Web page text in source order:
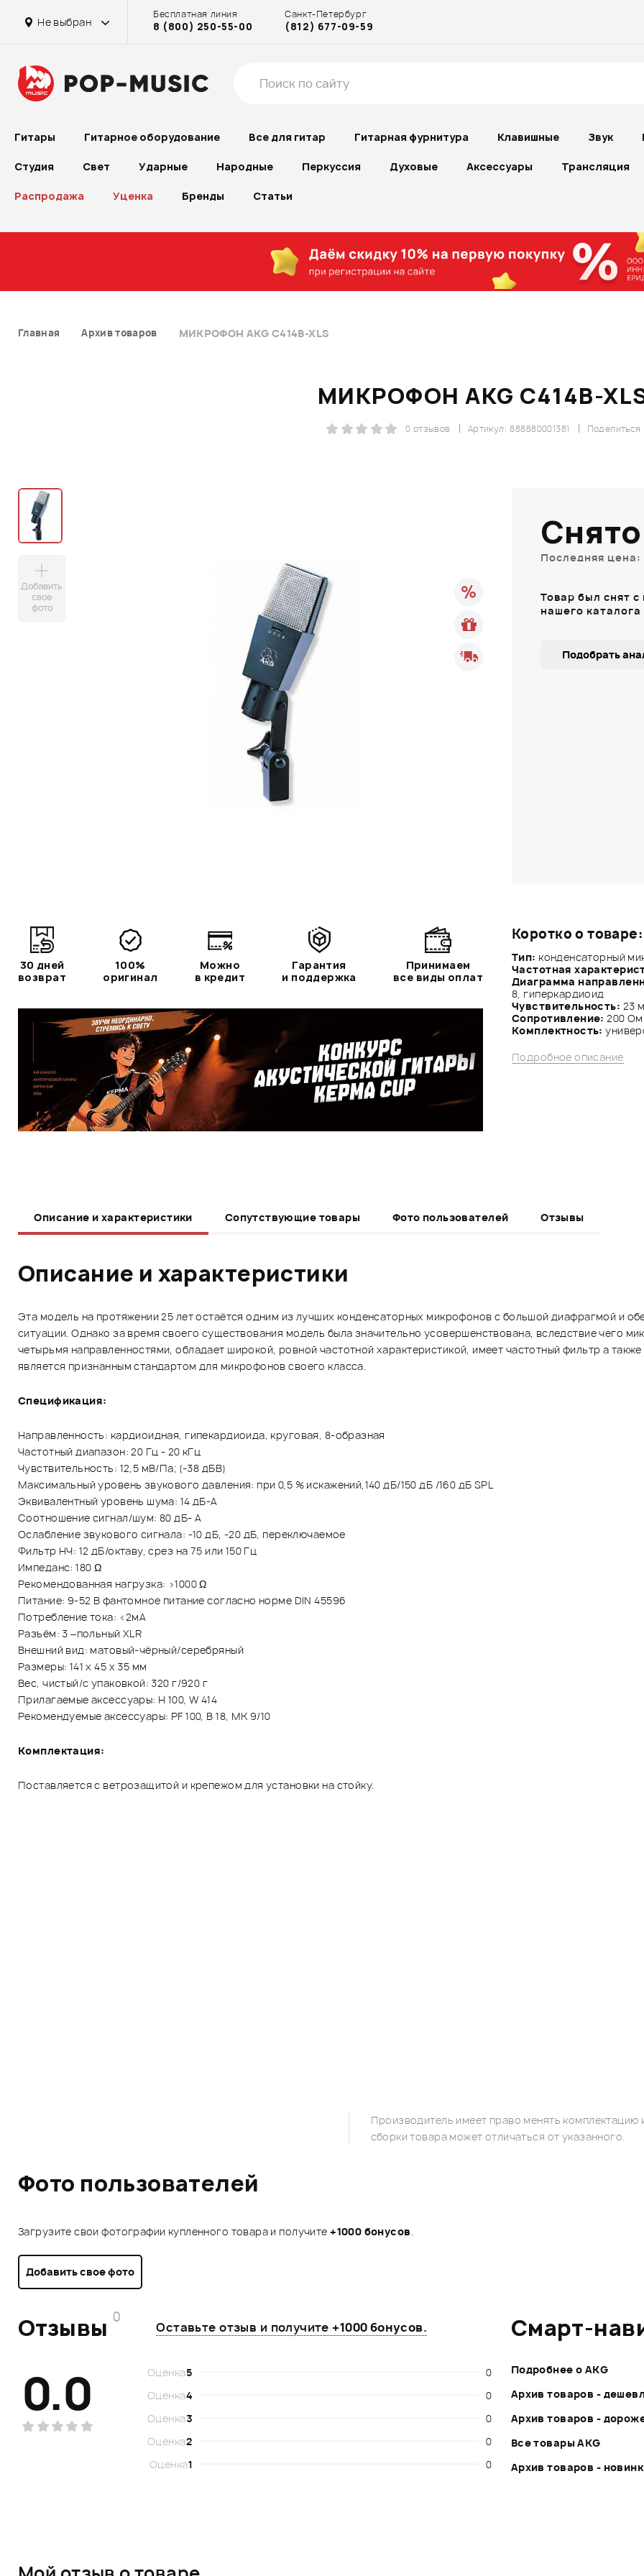
Не выбран
Бесплатная линия
8 (800) 250-55-00
Санкт-Петербург
(812) 677-09-59
Гитары Гитарное оборудование Все для гитар Гитарная фурнитура Клавишные Звук
Студия Свет Ударные Народные Перкуссия Духовые Аксессуары Трансляция
Распродажа Уценка Бренды Статьи
Главная Архив товаров МИКРОФОН AKG C414B-XLS
МИКРОФОН AKG C414B-
Поделиться
Артикул: 888880001381
0 отзывов
Добавить
свое
фото
Коротко о товаре:
Тип: конденсаторный
Частотная
Диаграмма
8, гиперкардиоид
Чувствительность: 23
Сопротивление: 200 Ом
Комплектность:
Подробное описание
Последняя цена:
Товар был снят
нашего каталога
Подобрать
30 дней
возврат
100%
оригинал
Можно
в кредит
Гарантия
и поддержка
Принимаем
все виды оплат
Описание и характеристики Сопутствующие товары Фото пользователей Отзывы
Описание и характеристики
Эта модель на протяжении 25 лет остаётся одним из лучших конденсаторных микрофонов с большой диафрагмой и
ситуации. Однако за время своего существования модель была значительно усовершенствована, вследствие чего
четырьмя направленностями, обладает широкой, ровной частотной характеристикой, имеет частотный фильтр а
является признанным стандартом для микрофонов своего класса.
Спецификация:
Направленность: кардиоидная, гипекардиоида, круговая, 8-образная
Частотный диапазон: 20 Гц - 20 кГц
Чувствительность: 12,5 мВ/Па; (-38 дБВ)
Максимальный уровень звукового давления: при 0,5 % искажений,140 дБ/150 дБ /160 дБ SPL
Эквивалентный уровень шума: 14 дБ-А
Соотношение сигнал/шум: 80 дБ- А
Ослабление звукового сигнала: -10 дБ, -20 дБ, переключаемое
Фильтр НЧ: 12 дБ/октаву, срез на 75 или 150 Гц
Импеданс: 180 Ω
Рекомендованная нагрузка: >1000 Ω
Питание: 9-52 В фантомное питание согласно норме DIN 45596
Потребление тока: <2мА
Разъём: 3 –польный XLR
Внешний вид: матовый-чёрный/серебряный
Размеры: 141 х 45 х 35 мм
Вес, чистый/с упаковкой: 320 г/920 г
Прилагаемые аксессуары: Н 100, W 414
Рекомендуемые аксессуары: PF 100, В 18, MK 9/10
Комплектация:
Поставляется с ветрозащитой и крепежом для установки на стойку.
Производитель имеет право менять
сборки товара может отличаться от указанного.
Фото пользователей
Загрузите свои фотографии купленного товара и получите+1000 бонусов.
Добавить свое фото
Отзывы 0
Оставьте отзыв и получите +1000 бонусов.
0.0 Оценка5
0
Оценка4
0
Оценка3
0
Оценка2
0
Оценка1 0
Смарт-
Подробнее о AKG
Архив товаров -
Архив товаров -
Все товары AKG
Архив товаров -